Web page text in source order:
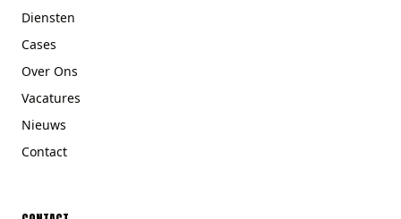
Diensten
Cases
Over Ons
Vacatures
Nieuws
Contact